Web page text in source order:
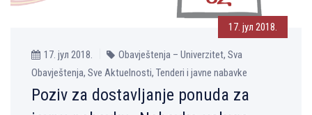
17. јул 2018.
17. јул 2018.
Obavještenja – Univerzitet, Sva
Obavještenja, Sve Aktuelnosti, Tenderi i javne nabavke
Poziv za dostavljanje ponuda za